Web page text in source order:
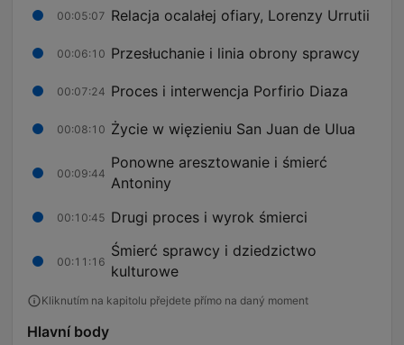
00:05:07 Relacja ocalałej ofiary, Lorenzy Urrutii
00:06:10 Przesłuchanie i linia obrony sprawcy
00:07:24 Proces i interwencja Porfirio Diaza
00:08:10 Życie w więzieniu San Juan de Ulua
00:09:44
Ponowne aresztowanie i śmierć
Antoniny
00:10:45 Drugi proces i wyrok śmierci
00:11:16
Śmierć sprawcy i dziedzictwo
kulturowe
Kliknutím na kapitolu přejdete přímo na daný moment
Hlavní body